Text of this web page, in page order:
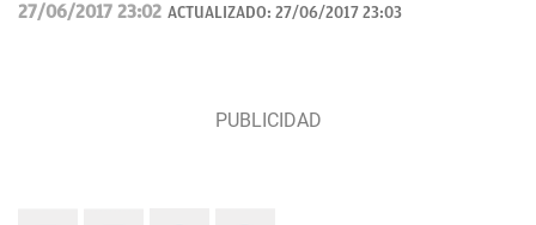
27/06/2017 23:02 ACTUALIZADO: 27/06/2017 23:03